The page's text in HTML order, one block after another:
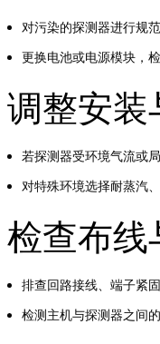
对污染的探测器进行规
更换电池或电源模块，
调整安装
若探测器受环境气流或
对特殊环境选择耐蒸汽
检查布线
排查回路接线、端子紧
检测主机与探测器之间